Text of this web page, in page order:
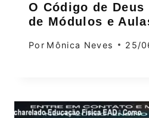
O Código de
de Módulos e
Por Mônica Neves 25/